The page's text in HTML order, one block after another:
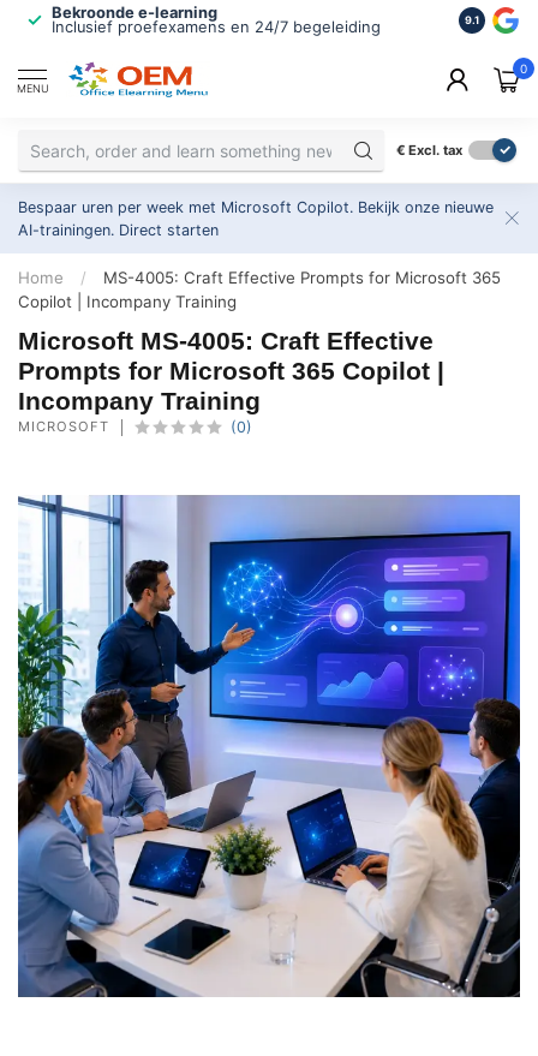
Bekroonde e-learning
Inclusief proefexamens en 24/7 begeleiding
ISO
2.500+
9.1
MENU
0
€ Excl. tax
Bespaar uren per week met Microsoft Copilot. Bekijk onze nieuwe
AI-trainingen. Direct starten
Home /
MS-4005: Craft Effective Prompts for Microsoft 365
Copilot | Incompany Training
Microsoft MS-4005: Craft Effective
Prompts for Microsoft 365 Copilot |
Incompany Training
MICROSOFT (0)